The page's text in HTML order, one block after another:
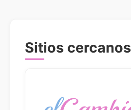
Sitios cercanos